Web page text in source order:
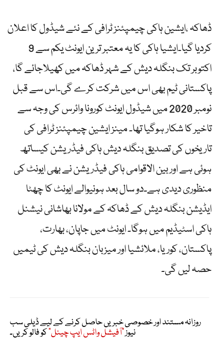
ڈھاکہ ،ایشین ہاکی چیمپئنز ٹرافی کے نئے شیڈول کا اعلان
کردیا گیا۔ایشیا ہاکی کا یہ معتبر ترین ایونٹ یکم سے 9
اکتوبر تک بنگلہ دیش کے شہر ڈھاکہ میں کھیلاجائے گا،
پاکستانی ٹیم بھی اس میں شرکت کرے گی۔اس سے قبل
نومبر 2020 میں شیڈول ایونٹ کورونا وائرس کی وجہ سے
تاخیر کا شکار ہوگیا تھا۔ مینز ایشین چیمپئنز ٹرافی کی
تاریخوں کی تصدیق بنگلہ دیش ہاکی فیڈریشن کیساتھ
ہوئی ہے اور بین الاقوامی ہاکی فیڈریشن نے بھی ایونٹ کی
منظوری دیدی ہے۔دو سال بعد ہونیوالے ایونٹ کا چھٹا
ایڈیشن بنگلہ دیش کے ڈھاکہ کے مولانا بھاشانی نیشنل
ہاکی اسٹیڈیم میں ہوگا۔ ایونٹ میں جاپان، بھارت،
پاکستان، کوریا، ملائشیا اور میزبان بنگلہ دیش کی ٹیمیں
حصہ لیں گی۔
روزانہ مستند اور خصوصی خبریں حاصل کرنے کے لیے ڈیلی سب
نیوز"آفیشل واٹس ایپ چینل"کو فالو کریں۔